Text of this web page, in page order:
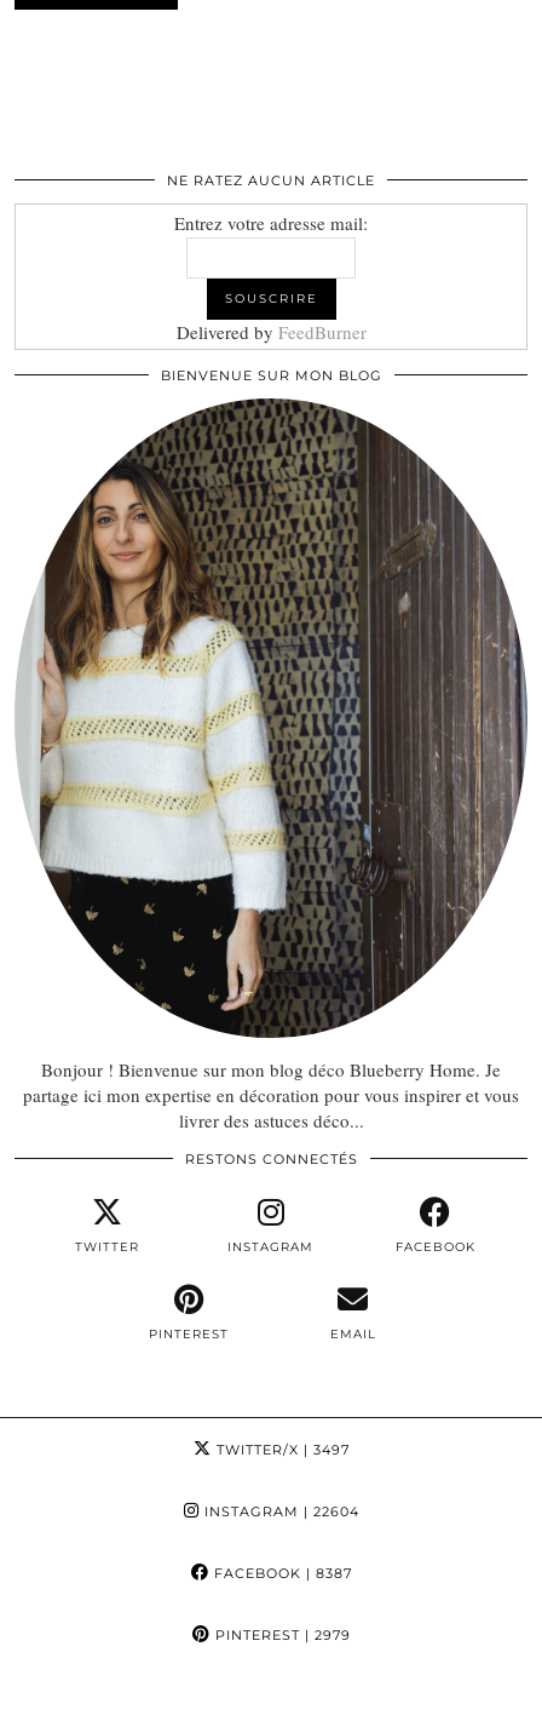
NE RATEZ AUCUN ARTICLE
Entrez votre adresse mail:
Delivered by FeedBurner
BIENVENUE SUR MON BLOG
Bonjour ! Bienvenue sur mon blog déco Blueberry Home. Je
partage ici mon expertise en décoration pour vous inspirer et vous
livrer des astuces déco...
RESTONS CONNECTÉS
TWITTER INSTAGRAM FACEBOOK
PINTEREST EMAIL
TWITTER/X | 3497
INSTAGRAM | 22604
FACEBOOK | 8387
PINTEREST| 2979